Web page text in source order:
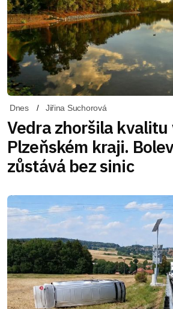
Dnes Jiřina Suchorová
Vedra zhoršila kvalitu
Plzeňském kraji.
zůstává bez sinic